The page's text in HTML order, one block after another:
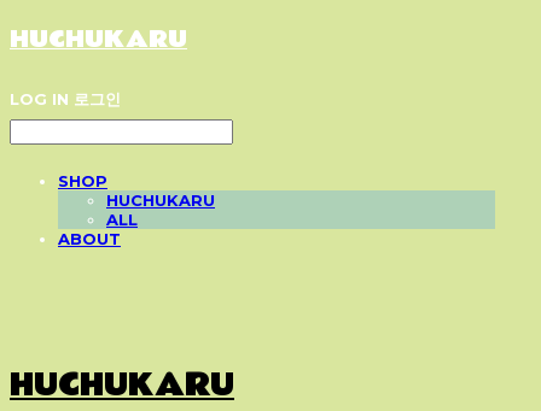
HUCHUKARU
LOG IN 로그인
SHOP
HUCHUKARU
ALL
ABOUT
HUCHUKARU